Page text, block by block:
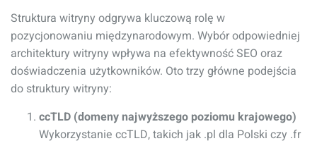
Struktura witryny odgrywa kluczową rolę w
pozycjonowaniu międzynarodowym. Wybór odpowiedniej
architektury witryny wpływa na efektywność SEO oraz
doświadczenia użytkowników. Oto trzy główne podejścia
do struktury witryny:
ccTLD (domeny najwyższego poziomu krajowego)
Wykorzystanie ccTLD, takich jak .pl dla Polski czy .fr